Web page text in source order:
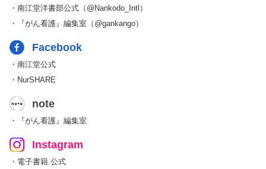
・南江堂洋書部公式（@Nankodo_Intl）
・『がん看護』編集室（@gankango）
Facebook
・南江堂公式
・NurSHARE
note
・『がん看護』編集室
Instagram
・電子書籍 公式